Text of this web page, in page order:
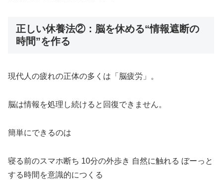
正しい休養法②：脳を休める“情報遮断の
時間”を作る
現代人の疲れの正体の多くは「脳疲労」。
脳は情報を処理し続けると回復できません。
簡単にできるのは
寝る前のスマホ断ち 10分の外歩き 自然に触れる ぼーっと
する時間を意識的につくる